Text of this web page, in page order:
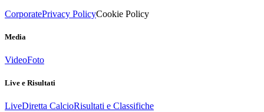
CorporatePrivacy PolicyCookie Policy
Media
VideoFoto
Live e Risultati
LiveDiretta CalcioRisultati e Classifiche